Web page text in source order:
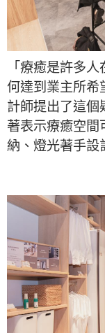
「療癒是許多
何達到業主所希
計師提出了這個
著表示療癒空間
納、燈光著手設